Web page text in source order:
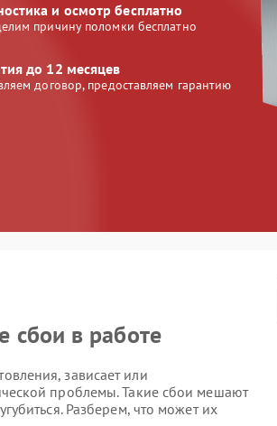
и осмотр бесплатно
причину поломки бесплатно
до 12 месяцев
договор, предоставляем гарантию
в работе
зависает или
проблемы. Такие сбои мешают
Разберем, что может их